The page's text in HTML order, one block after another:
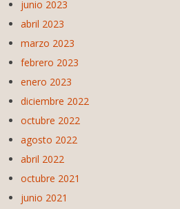
junio 2023
abril 2023
marzo 2023
febrero 2023
enero 2023
diciembre 2022
octubre 2022
agosto 2022
abril 2022
octubre 2021
junio 2021